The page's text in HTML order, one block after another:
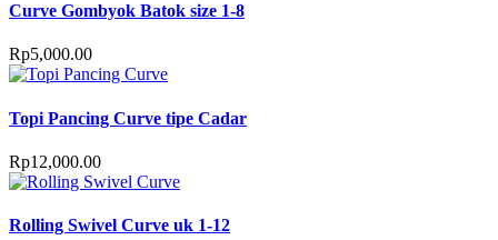
Curve Gombyok Batok size 1-8
Rp5,000.00
Topi Pancing Curve tipe Cadar
Rp12,000.00
Rolling Swivel Curve uk 1-12